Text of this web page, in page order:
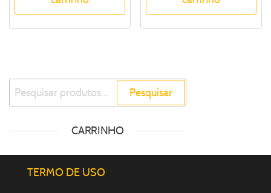
Pesquisar
CARRINHO
TERMO DE USO